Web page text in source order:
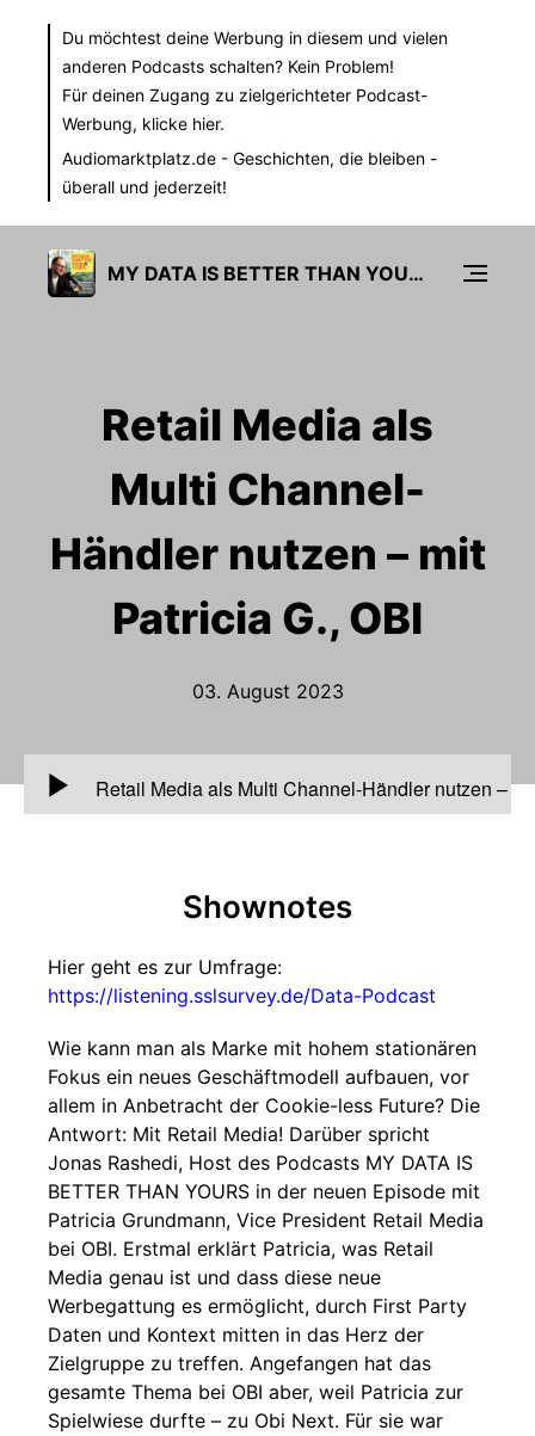
Du möchtest deine Werbung in diesem und vielen
anderen Podcasts schalten? Kein Problem!
Für deinen Zugang zu zielgerichteter Podcast-
Werbung, klicke hier.
Audiomarktplatz.de - Geschichten, die bleiben -
überall und jederzeit!
MY DATA IS BETTER THAN YOURS
Retail Media als
Multi Channel-
Händler nutzen – mit
Patricia G., OBI
03. August 2023
00:00
Retail Media als Multi Channel-Händler nutzen –
mit Patricia G., OBI
Shownotes
Hier geht es zur Umfrage:
https://listening.sslsurvey.de/Data-Podcast
Wie kann man als Marke mit hohem stationären
Fokus ein neues Geschäftmodell aufbauen, vor
allem in Anbetracht der Cookie-less Future? Die
Antwort: Mit Retail Media! Darüber spricht
Jonas Rashedi, Host des Podcasts MY DATA IS
BETTER THAN YOURS in der neuen Episode mit
Patricia Grundmann, Vice President Retail Media
bei OBI. Erstmal erklärt Patricia, was Retail
Media genau ist und dass diese neue
Werbegattung es ermöglicht, durch First Party
Daten und Kontext mitten in das Herz der
Zielgruppe zu treffen. Angefangen hat das
gesamte Thema bei OBI aber, weil Patricia zur
Spielwiese durfte – zu Obi Next. Für sie war